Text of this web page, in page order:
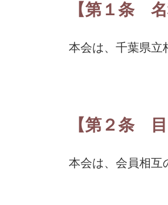
【第１条 名
本会は、千葉県立
【第２条 目
本会は、会員相互